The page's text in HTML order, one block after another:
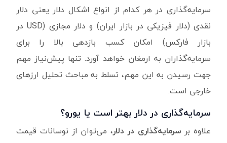
سرمایه‌گذاری در هر کدام از انواع اشکال دلار یعنی دلار
نقدی (دلار فیزیکی در بازار ایران) و دلار مجازی (USD در
بازار فارکس) امکان کسب بازدهی بالا را برای
سرمایه‌گذاران به ارمغان خواهد آورد. تنها پیش‌نیاز مهم
جهت رسیدن به ‌این مهم، تسلط به مباحث تحلیل ارزهای
خارجی است.
سرمایه‌گذاری در دلار بهتر است یا یورو؟
علاوه بر سرمایه‌گذاری در دلار، می‌توان از نوسانات قیمت